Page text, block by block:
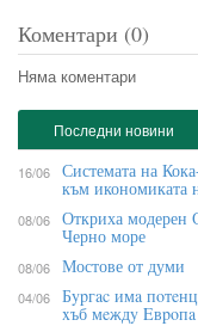
Коментари (0)
Няма коментари
Последни новини
16/06 Системата на
към икономиката
08/06 Откриха модерен
Черно море
08/06 Мостове от думи
04/06 Бypгac имa
xъб мeждy